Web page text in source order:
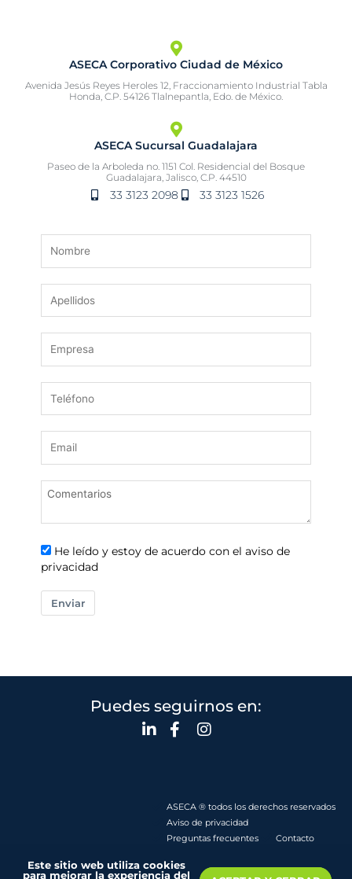
ASECA Corporativo Ciudad de México
Avenida Jesús Reyes Heroles 12, Fraccionamiento Industrial Tabla
Honda, C.P. 54126 Tlalnepantla, Edo. de México.
ASECA Sucursal Guadalajara
Paseo de la Arboleda no. 1151 Col. Residencial del Bosque
Guadalajara, Jalisco, C.P. 44510
33 3123 2098 33 3123 1526
He leído y estoy de acuerdo con el aviso de
privacidad
Enviar
Puedes seguirnos en:
ASECA ® todos los derechos reservados
Aviso de privacidad
Preguntas frecuentes
Contacto
Este sitio web utiliza cookies
para mejorar la experiencia del